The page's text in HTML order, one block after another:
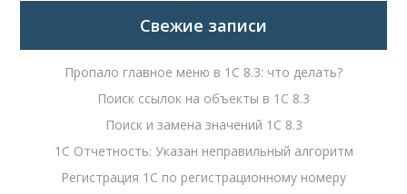
Свежие записи
Пропало главное меню в 1С 8.3: что делать?
Поиск ссылок на объекты в 1С 8.3
Поиск и замена значений 1С 8.3
1С Отчетность: Указан неправильный алгоритм
Регистрация 1С по регистрационному номеру